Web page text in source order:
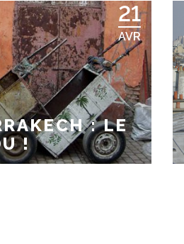
21
AVR
: LE
!